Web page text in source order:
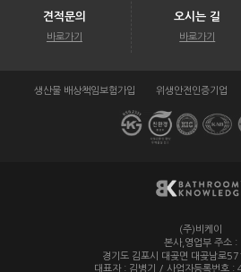
견적문의
바로가기
오시는 길
바로가기
생산물 배상책임보험가입 위생안전인증기업
(주)비케이
/
본사,영업부 주소 :
경기도 김포시 대곶면 대곶남로
대표자 : 김병기 / 사업자등록번